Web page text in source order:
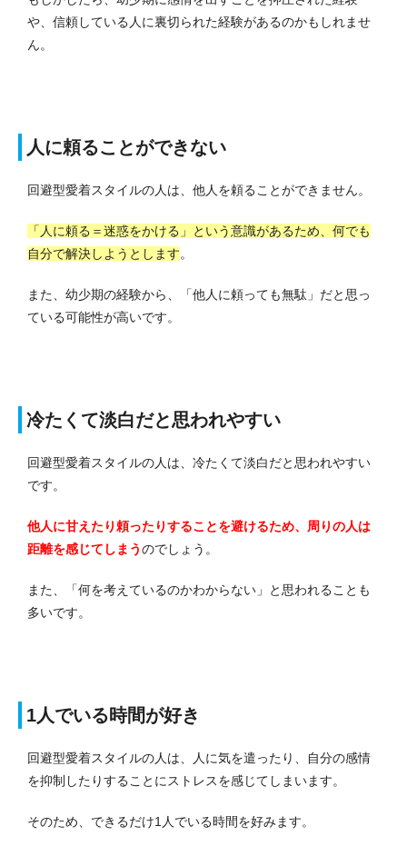
や、信頼している人に裏切られた経験があるのかもしれませ
ん。
人に頼ることができない
回避型愛着スタイルの人は、他人を頼ることができません。
「人に頼る＝迷惑をかける」という意識があるため、何でも
自分で解決しようとします。
また、幼少期の経験から、「他人に頼っても無駄」だと思っ
ている可能性が高いです。
冷たくて淡白だと思われやすい
回避型愛着スタイルの人は、冷たくて淡白だと思われやすい
です。
他人に甘えたり頼ったりすることを避けるため、周りの人は
距離を感じてしまうのでしょう。
また、「何を考えているのかわからない」と思われることも
多いです。
1人でいる時間が好き
回避型愛着スタイルの人は、人に気を遣ったり、自分の感情
を抑制したりすることにストレスを感じてしまいます。
そのため、できるだけ1人でいる時間を好みます。